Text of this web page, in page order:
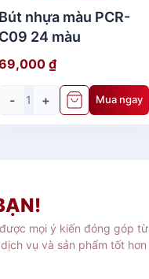
Bút nhựa màu PCR-
C09 24 màu
₫
- + Mua ngay
mọi ý kiến đóng góp từ
vụ và sản phẩm tốt hơn